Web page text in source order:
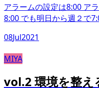
アラームの設定は8:00 ア
8:00 でも明日から週２で
08Jul2021
MIYA
vol.2 環境を整え